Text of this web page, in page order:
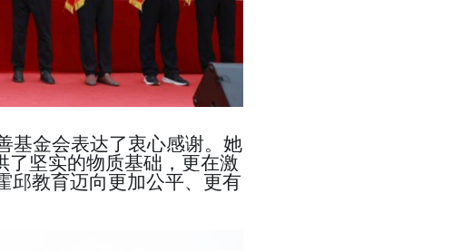
基金会表达了衷心感谢。她
了坚实的物质基础，更在激
邱教育迈向更加公平、更有